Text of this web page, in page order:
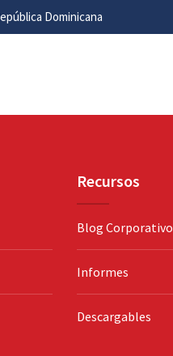
Dominicana
Recursos
Blog Corporativo
Informes
Descargables